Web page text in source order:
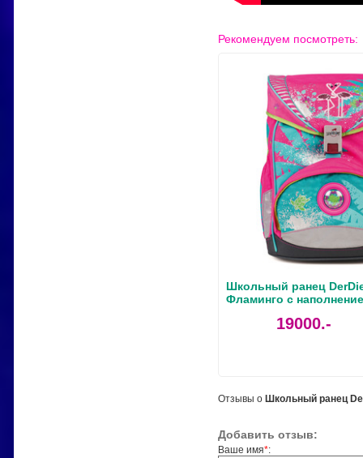
Рекомендуем посмотреть:
Школьный ранец
Фламинго с
19000.-
Отзывы о Школьный ранец
Добавить отзыв:
Ваше имя*: